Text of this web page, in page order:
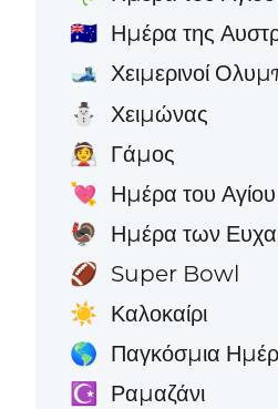
🇦🇺 Ημέρα της
🎿 Χειμερινοί
⛄ Χειμώνας
👰 Γάμος
💘 Ημέρα του Αγίου
🦃 Ημέρα των
🏈 Super Bowl
☀️ Καλοκαίρι
🌎 Παγκόσμια
☪️ Ραμαζάνι